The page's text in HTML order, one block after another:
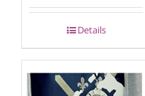
Details